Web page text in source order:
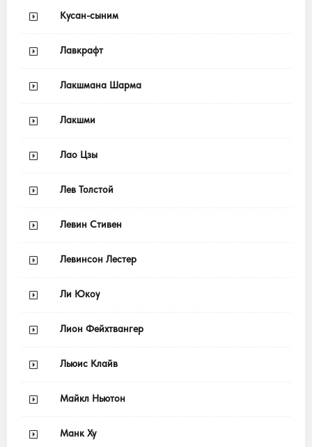
Кусан-сыним
Лавкрафт
Лакшмана Шарма
Лакшми
Лао Цзы
Лев Толстой
Левин Стивен
Левинсон Лестер
Ли Юкоу
Лион Фейхтвангер
Льюис Клайв
Майкл Ньютон
Манк Ху